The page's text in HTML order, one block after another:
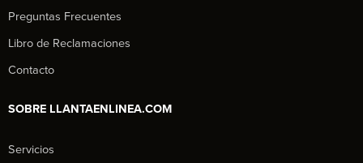
Preguntas Frecuentes
Libro de Reclamaciones
Contacto
SOBRE LLANTAENLINEA.COM
Servicios